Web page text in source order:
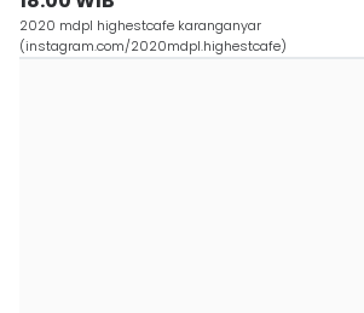
2020 mdpl highestcafe karanganyar
(instagram.com/2020mdpl.highestcafe)